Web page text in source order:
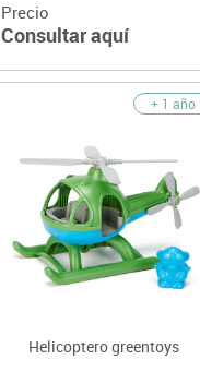
Precio
Consultar aquí
+ 1 año
Helicoptero greentoys